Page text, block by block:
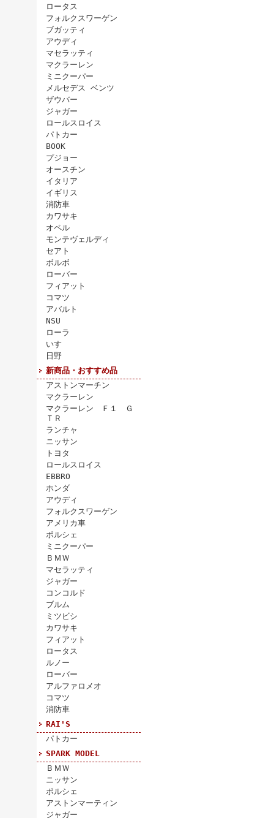
ロータス
フォルクスワーゲン
ブガッティ
アウディ
マセラッティ
マクラーレン
ミニクーパー
メルセデス ベンツ
ザウバー
ジャガー
ロールスロイス
パトカー
BOOK
プジョー
オースチン
イタリア
イギリス
消防車
カワサキ
オペル
モンテヴェルディ
セアト
ボルボ
ローバー
フィアット
コマツ
アバルト
NSU
ローラ
いすゞ
日野
新商品・おすすめ品
アストンマーチン
マクラーレン
マクラーレン Ｆ１ Ｇ
ＴＲ
ランチャ
ニッサン
トヨタ
ロールスロイス
EBBRO
ホンダ
アウディ
フォルクスワーゲン
アメリカ車
ポルシェ
ミニクーパー
ＢＭＷ
マセラッティ
ジャガー
コンコルド
ブルム
ミツビシ
カワサキ
フィアット
ロータス
ルノー
ローバー
アルファロメオ
コマツ
消防車
RAI'S
パトカー
SPARK MODEL
ＢＭＷ
ニッサン
ポルシェ
アストンマーティン
ジャガー